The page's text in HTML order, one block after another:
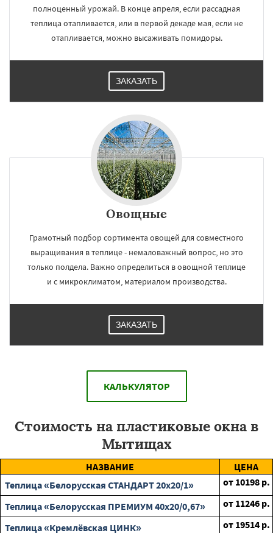
полноценный урожай. В конце апреля, если рассадная
теплица отапливается, или в первой декаде мая, если не
отапливается, можно высаживать помидоры.
ЗАКАЗАТЬ
Овощные
Грамотный подбор сортимента овощей для совместного
выращивания в теплице - немаловажный вопрос, но это
только полдела. Важно определиться в овощной теплице
и с микроклиматом, материалом производства.
ЗАКАЗАТЬ
КАЛЬКУЛЯТОР
Стоимость на пластиковые окна в
Мытищах
НАЗВАНИЕ
ЦЕНА
Теплица «Белорусская СТАНДАРТ 20х20/1»
от 10198 р.
Теплица «Белорусская ПРЕМИУМ 40х20/0,67»
от 11246 р.
Теплица «Кремлёвская ЦИНК»
от 19514 р.